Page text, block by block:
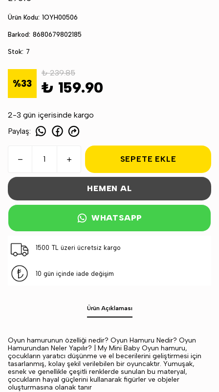
Ürün Kodu: 1OYH00506
Barkod: 8680679802185
Stok: 7
%33
₺ 239.85
₺ 159.90
2-3 gün içerisinde kargo
Paylaş:
SEPETE EKLE
HEMEN AL
WHATSAPP
1500 TL üzeri ücretsiz kargo
10 gün içinde iade değişim
Ürün Açıklaması
Oyun hamurunun özelliği nedir? Oyun Hamuru Nedir? Oyun
Hamurundan Neler Yapılır? | My Mini Baby Oyun hamuru,
çocukların yaratıcı düşünme ve el becerilerini geliştirmesi için
tasarlanmış, kolay şekil verilebilen bir oyuncaktır. Yumuşak,
esnek ve genellikle çeşitli renklerde sunulan bu materyal,
çocukların hayal güçlerini kullanarak figürler ve objeler
oluşturmasına olanak tanır